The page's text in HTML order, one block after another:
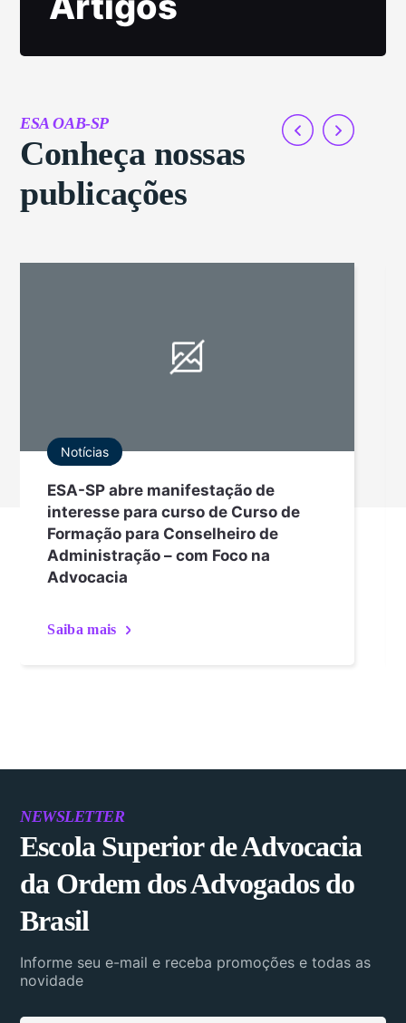
ESA OAB-SP
Conheça nossas
publicações
Notícias
ESA-SP abre manifestação de
interesse para curso de Curso de
Formação para Conselheiro de
Administração – com Foco na
Advocacia
Saiba mais
NEWSLETTER
Escola Superior de Advocacia
da Ordem dos Advogados do
Brasil
Informe seu e-mail e receba promoções e todas as
novidade